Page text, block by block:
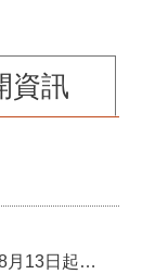
資訊
行政院核定西拉雅族為平埔原住民族群 盼望已久的重要時刻到來！8月13日起受理民族成員名冊登記